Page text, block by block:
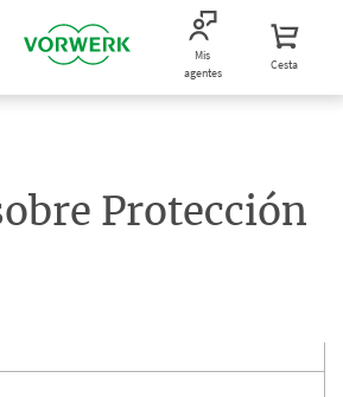
Mis
agentes
Cesta
Protección